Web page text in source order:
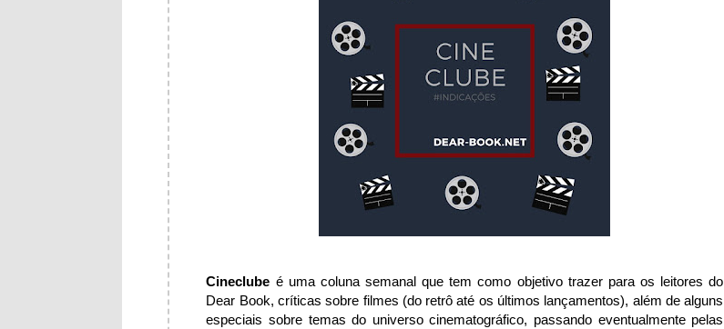
Cineclube é uma coluna semanal que tem como objetivo trazer para os leitores do
Dear Book, críticas sobre filmes (do retrô até os últimos lançamentos), além de alguns
especiais sobre temas do universo cinematográfico, passando eventualmente pelas